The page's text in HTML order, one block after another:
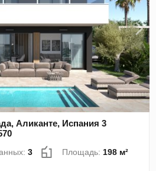
Аликанте, Испания 3
3 Площадь: 198 м²